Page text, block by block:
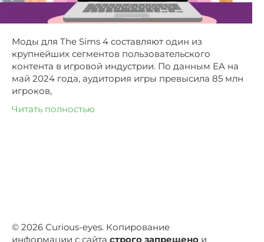
Моды для The Sims 4 составляют один из
крупнейших сегментов пользовательского
контента в игровой индустрии. По данным EA на
май 2024 года, аудитория игры превысила 85 млн
игроков,
Читать полностью
© 2026 Curious-eyes. Копирование
информации с сайта строго запрещено и